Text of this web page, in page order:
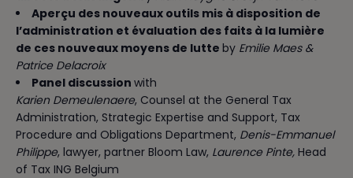
Aperçu des nouveaux outils mis à disposition de
l’administration et évaluation des faits à la lumière
de ces nouveaux moyens de lutte by Emilie Maes &
Patrice Delacroix
Panel discussion with
Karien Demeulenaere, Counsel at the General Tax
Administration, Strategic Expertise and Support, Tax
Procedure and Obligations Department, Denis-Emmanuel
Philippe, lawyer, partner Bloom Law, Laurence Pinte, Head
of Tax ING Belgium